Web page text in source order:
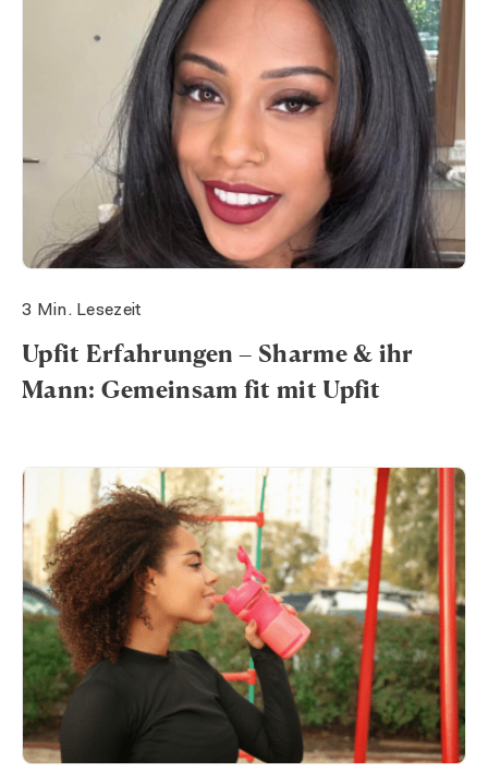
Upfit Erfahrungen – Sharme & ihr
Mann: Gemeinsam fit mit Upfit
3 Min. Lesezeit